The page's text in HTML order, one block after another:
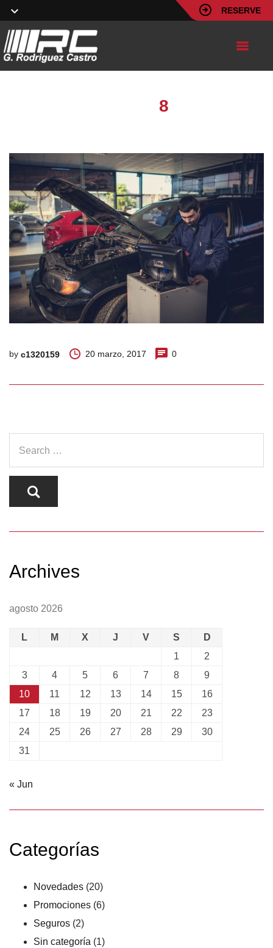
RESERVE
8
by c1320159 20 marzo, 2017 0
Archives
agosto 2026
L M X J V S
D
1
2
3
4 5 6 7 8
9
10
11 12 13 14 15
16
17
18 19 20 21 22
23
24
25 26 27 28 29
30
31
« Jun
Categorías
Novedades (20)
Promociones (6)
Seguros (2)
Sin categoría (1)